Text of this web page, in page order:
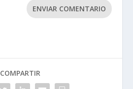
ENVIAR COMENTARIO
COMPARTIR